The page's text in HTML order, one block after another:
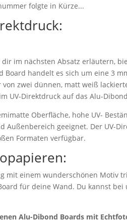
folgte in Kürze...
im nächsten Absatz erläutern,
Board handelt es sich um eine 3
von zwei dünnen, matt weiß
UV-Direktdruck auf das Alu-
Oberfläche, hohe UV-
Außenbereich geeignet. Der UV-
Formaten verfügbar.
mit einem wunderschönen Motiv
für deine Wand. Du kannst
Alu-Dibond Boards mit